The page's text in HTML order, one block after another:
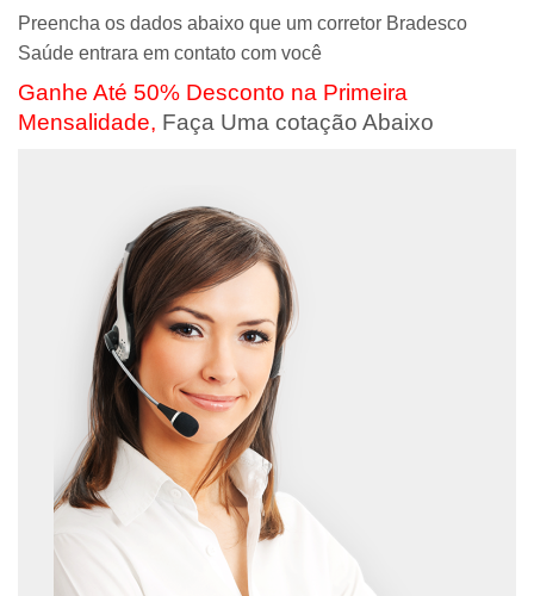
Preencha os dados abaixo que um corretor Bradesco
Saúde entrara em contato com você
Ganhe Até 50% Desconto na Primeira
Mensalidade, Faça Uma cotação Abaixo